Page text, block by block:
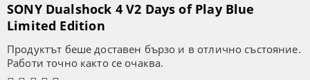
SONY Dualshock 4 V2 Days of Play Blue
Limited Edition
Продуктът беше доставен бързо и в отлично състояние.
Работи точно както се очаква.